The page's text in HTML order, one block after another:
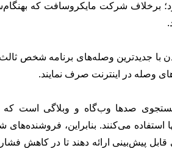
برخلاف شرکت مایکروسافت که
با جدیدترین وصله‌های برنامه شخص
وصله در اینترنت صرف نمایند.
صدها وب‌گاه و وبلاگی است که
استفاده می‌کنند. بنابراین،
پیش‌بینی ارائه دهند تا در کاهش